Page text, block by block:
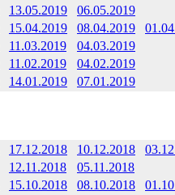
13.05.2019
06.05.2019
15.04.2019 08.04.2019
11.03.2019
04.03.2019
11.02.2019
04.02.2019
14.01.2019 07.01.2019
17.12.2018 10.12.2018
12.11.2018
05.11.2018
15.10.2018 08.10.2018